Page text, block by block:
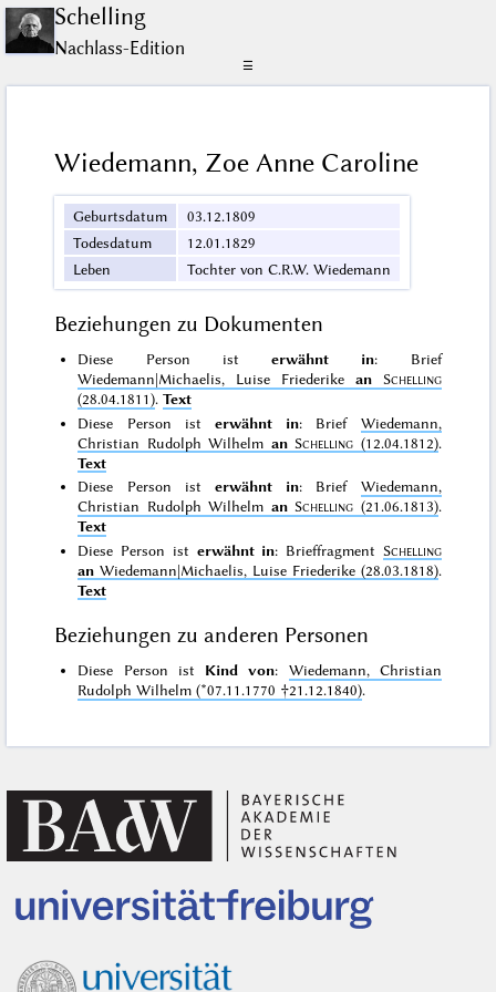
Schelling
Nachlass-Edition
☰
Wiedemann, Zoe Anne Caroline
Geburtsdatum
03.12.1809
Todesdatum
12.01.1829
Leben
Tochter von C.R.W. Wiedemann
Beziehungen zu Dokumenten
Diese Person isterwähnt in: Brief
Wiedemann|Michaelis, Luise Friederike an
Schelling
(28.04.1811).Text
Diese Person ist erwähnt in: Brief Wiedemann,
Christian Rudolph Wilhelm an Schelling (12.04.1812).
Text
Diese Person ist erwähnt in: Brief Wiedemann,
Christian Rudolph Wilhelm an Schelling (21.06.1813).
Text
Diese Person ist erwähnt in: Brieffragment Schelling
an Wiedemann|Michaelis, Luise Friederike (28.03.1818).
Text
Beziehungen zu anderen Personen
Diese Person ist Kind von: Wiedemann, Christian
Rudolph Wilhelm (*07.11.1770 †21.12.1840).